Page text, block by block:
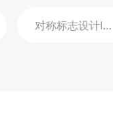
对称标志设计logo